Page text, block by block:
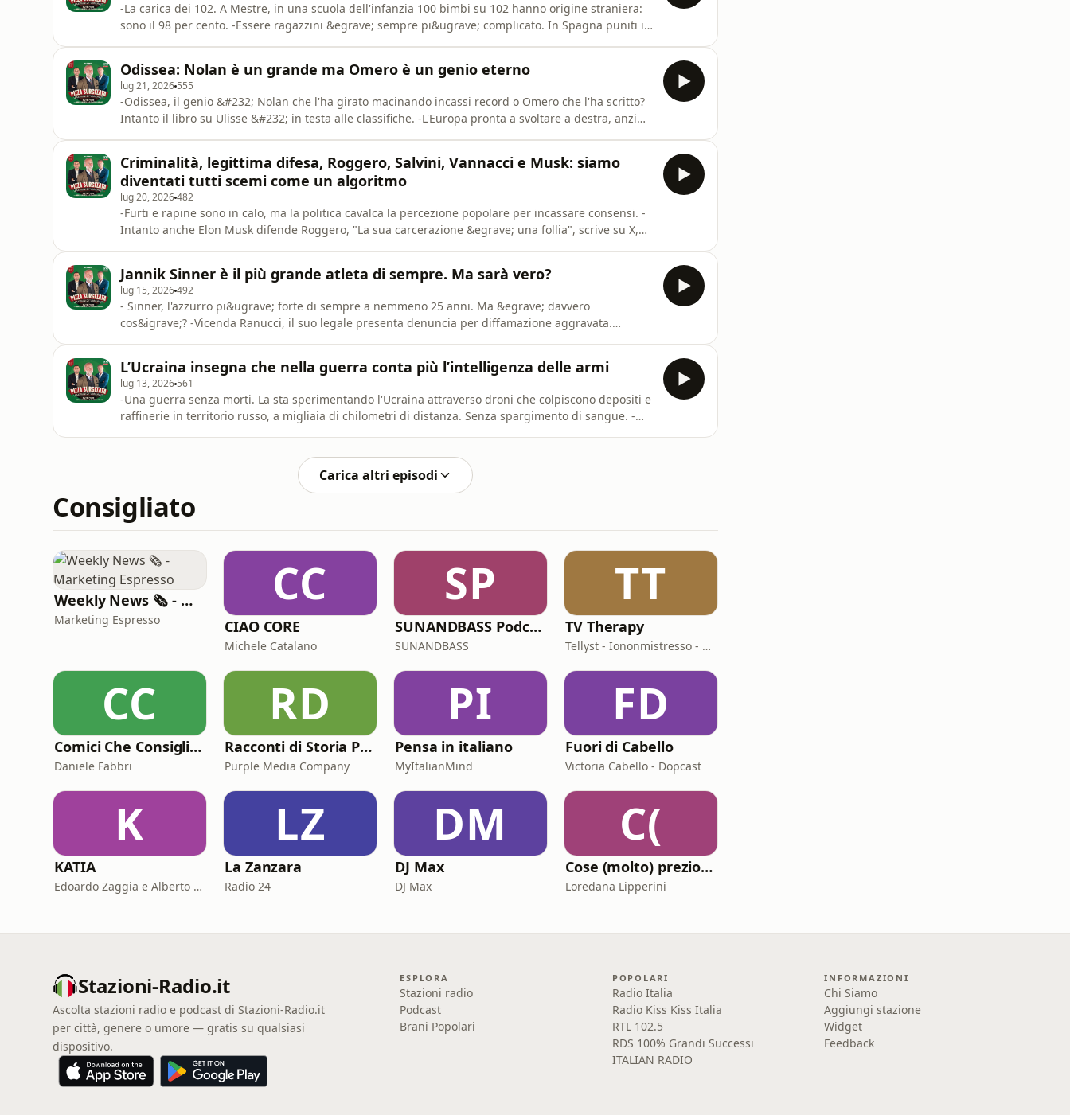
-La carica dei 102. A Mestre, in una scuola dell'infanzia 100 bimbi su 102 hanno origine straniera:
sono il 98 per cento. -Essere ragazzini &egrave; sempre pi&ugrave; complicato. In Spagna puniti i
Odissea: Nolan è un grande ma Omero è un genio eterno
lug 21, 2026 555
-Odissea, il genio &#232; Nolan che l'ha girato macinando incassi record o Omero che l'ha scritto?
Intanto il libro su Ulisse &#232; in testa alle classifiche. -L'Europa pronta a svoltare a destra, anzi
omnystudio.co
Criminalità, legittima difesa, Roggero, Salvini, Vannacci e Musk: siamo
diventati tutti scemi come un algoritmo
lug 20, 2026482
-Furti e rapine sono in calo, ma la politica cavalca la percezione popolare per incassare consensi. -
Intanto anche Elon Musk difende Roggero, "La sua carcerazione &egrave; una follia", scrive su X,
for
Jannik Sinner è il più grande atleta di sempre. Ma sarà vero?
lug 15, 2026492
- Sinner, l'azzurro pi&ugrave; forte di sempre a nemmeno 25 anni. Ma &egrave; davvero
cos&igrave;? -Vicenda Ranucci, il suo legale presenta denuncia per diffamazione aggravata.
L’Ucraina insegna che nella guerra conta più l’intelligenza delle armi
lug 13, 2026 561
-Una guerra senza morti. La sta sperimentando l'Ucraina attraverso droni che colpiscono depositi e
raffinerie in territorio russo, a migliaia di chilometri di distanza. Senza spargimento di sangue. -
Carica altri episodi
Consigliato
Weekly News 🗞️ - Marketing Espresso
Marketing Espresso
CC
CIAO CORE
Michele Catalano
SP
SUNANDBASS Podcast
SUNANDBASS
TT
TV Therapy
Tellyst - Iononmistresso - Vois
CC
Comici Che Consigliano Cose
Daniele Fabbri
RD
Racconti di Storia Podcast
Purple Media Company
PI
Pensa in italiano
MyItalianMind
FD
Fuori di Cabello
Victoria Cabello - Dopcast
K
KATIA
Edoardo Zaggia e Alberto Sacco
LZ
La Zanzara
Radio 24
DM
DJ Max
DJ Max
C(
Cose (molto) preziose
Loredana Lipperini
Stazioni-Radio.it
Ascolta stazioni radio e podcast di Stazioni-Radio.it
per città, genere o umore — gratis su qualsiasi
dispositivo.
ESPLORA
Stazioni radio
Podcast
Brani Popolari
POPOLARI
Radio Italia
Radio Kiss Kiss Italia
RTL 102.5
RDS 100% Grandi Successi
ITALIAN RADIO
INFORMAZIONI
Chi Siamo
Aggiungi stazione
Widget
Feedback